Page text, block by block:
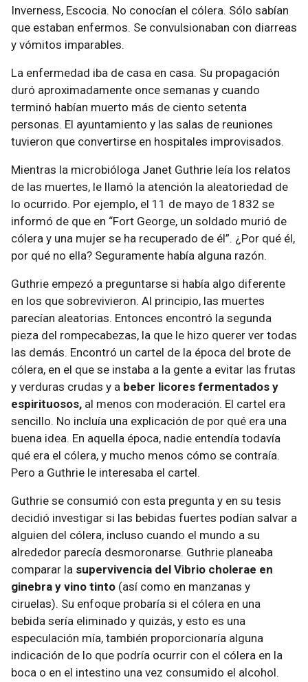
Inverness, Escocia. No conocían el cólera. Sólo sabían
que estaban enfermos. Se convulsionaban con diarreas
y vómitos imparables.
La enfermedad iba de casa en casa. Su propagación
duró aproximadamente once semanas y cuando
terminó habían muerto más de ciento setenta
personas. El ayuntamiento y las salas de reuniones
tuvieron que convertirse en hospitales improvisados.
Mientras la microbióloga Janet Guthrie leía los relatos
de las muertes, le llamó la atención la aleatoriedad de
lo ocurrido. Por ejemplo, el 11 de mayo de 1832 se
informó de que en “Fort George, un soldado murió de
cólera y una mujer se ha recuperado de él”. ¿Por qué él,
por qué no ella? Seguramente había alguna razón.
Guthrie empezó a preguntarse si había algo diferente
en los que sobrevivieron. Al principio, las muertes
parecían aleatorias. Entonces encontró la segunda
pieza del rompecabezas, la que le hizo querer ver todas
las demás. Encontró un cartel de la época del brote de
cólera, en el que se instaba a la gente a evitar las frutas
y verduras crudas y a beber licores fermentados y
espirituosos, al menos con moderación. El cartel era
sencillo. No incluía una explicación de por qué era una
buena idea. En aquella época, nadie entendía todavía
qué era el cólera, y mucho menos cómo se contraía.
Pero a Guthrie le interesaba el cartel.
Guthrie se consumió con esta pregunta y en su tesis
decidió investigar si las bebidas fuertes podían salvar a
alguien del cólera, incluso cuando el mundo a su
alrededor parecía desmoronarse. Guthrie planeaba
comparar la supervivencia del Vibrio cholerae en
ginebra y vino tinto (así como en manzanas y
ciruelas). Su enfoque probaría si el cólera en una
bebida sería eliminado y quizás, y esto es una
especulación mía, también proporcionaría alguna
indicación de lo que podría ocurrir con el cólera en la
boca o en el intestino una vez consumido el alcohol.